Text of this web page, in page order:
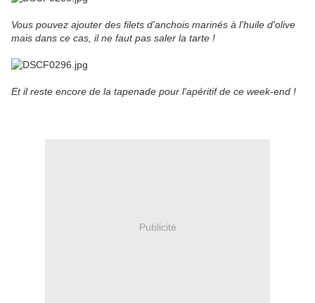
Vous pouvez ajouter des filets d'anchois marinés à l'huile d'olive
mais dans ce cas, il ne faut pas saler la tarte !
Et il reste encore de la tapenade pour l'apéritif de ce week-end !
Publicité